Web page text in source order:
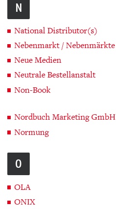
N
National Distributor(s)
Nebenmarkt / Nebenmärkte
Neue Medien
Neutrale Bestellanstalt
Non-Book
Nordbuch Marketing GmbH
Normung
O
OLA
ONIX